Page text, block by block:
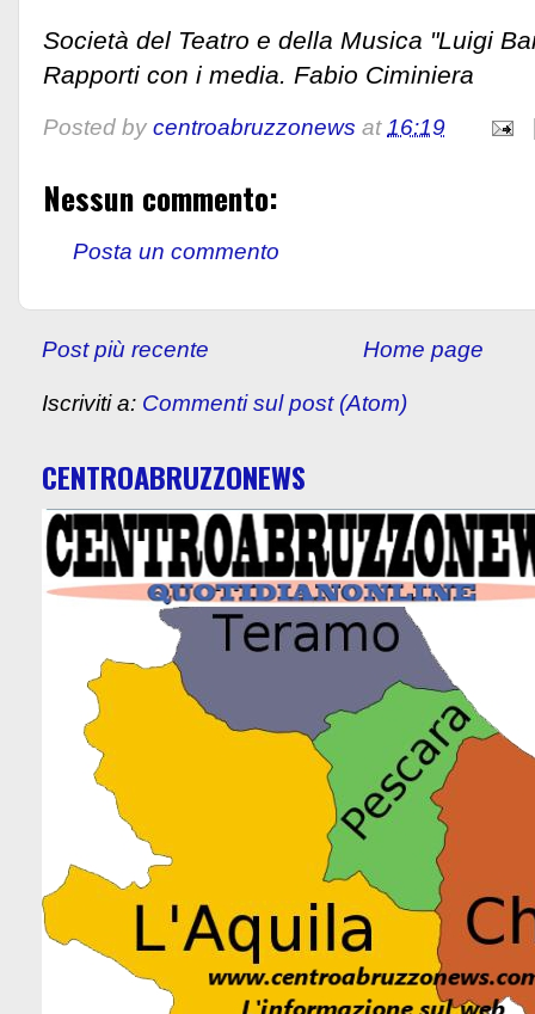
Società del Teatro e della Musica "Luigi
Rapporti con i media. Fabio Ciminiera
Posted by centroabruzzonews at16:19
Nessun commento:
Posta un commento
Post più recente Home page
Iscriviti a: Commenti sul post (Atom)
CENTROABRUZZONEWS